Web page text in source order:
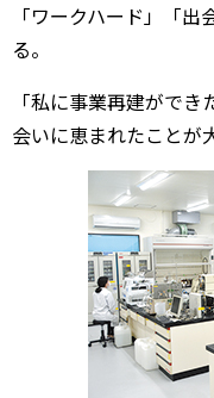
「ワークハード」「
る。
「私に事業再建がで
会いに恵まれたことが